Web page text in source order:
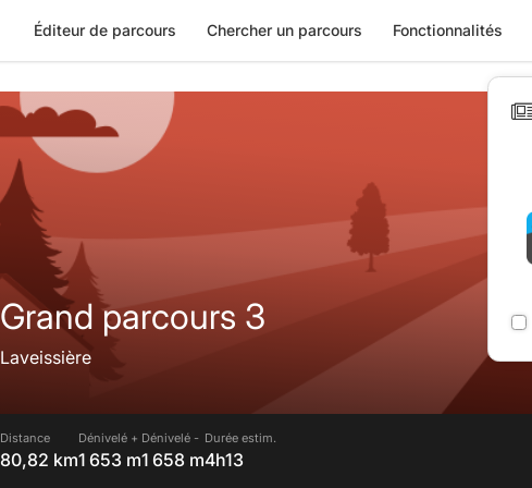
Éditeur de parcours Chercher un parcours Fonctionnalités
Grand parcours 3
Laveissière
Distance
80,82 km
Dénivelé +
1 653 m
Dénivelé -
1 658 m
Durée estim.
4h13